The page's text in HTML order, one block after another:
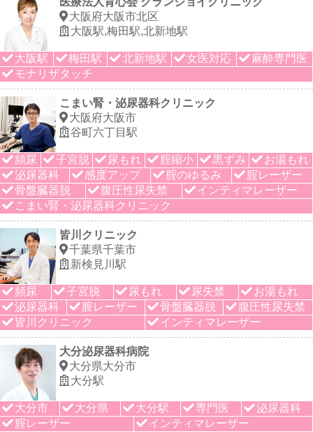
大阪府大阪市北区
大阪駅,梅田駅,北新地駅
大阪駅 梅田駅 北新地駅 女医対応
麻酔専門医
モナリザタッチ
こまい腎・泌尿器科クリニック
大阪府大阪市
谷町六丁目駅
頻尿 子宮脱 尿もれ 腟縮小 黒ずみ
お湯もれ
泌尿器科
感度アップ 腟のゆるみ
腟レーザー
骨盤臓器脱
腹圧性尿失禁
インティマレーザー
こまい腎・泌尿器科クリニック
皆川クリニック
千葉県千葉市
新検見川駅
頻尿 子宮脱 尿もれ 尿失禁
お湯もれ
泌尿器科
膣レーザー 骨盤臓器脱
腹圧性尿失禁
皆川クリニック
インティマレーザー
大分泌尿器科病院
大分県大分市
大分駅
大分市 大分県 大分駅 専門医
泌尿器科
腟レーザー
インティマレーザー